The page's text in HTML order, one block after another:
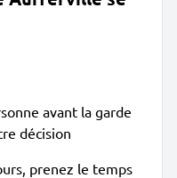
avant la garde
décision
prenez le temps